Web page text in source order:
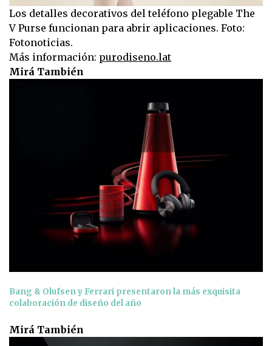
Los detalles decorativos del teléfono plegable The
V Purse funcionan para abrir aplicaciones. Foto:
Fotonoticias.
Más información: purodiseno.lat
Mirá También
Bang & Olufsen y Ferrari presentaron la más exquisita
colaboración de diseño del año
Mirá También